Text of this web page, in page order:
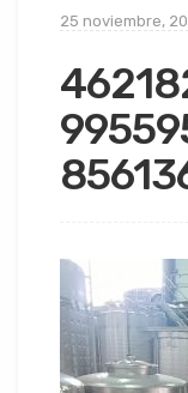
25 noviembre,